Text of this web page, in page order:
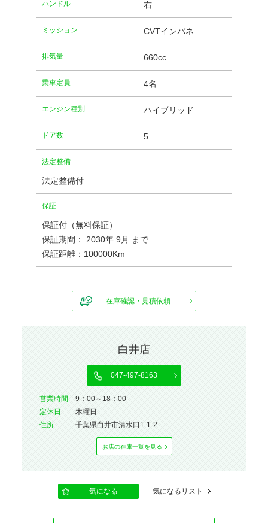
ハンドル 右
ミッション CVTインパネ
排気量 660cc
乗車定員 4名
エンジン種別 ハイブリッド
ドア数 5
法定整備
法定整備付
保証
保証付（無料保証）
保証期間： 2030年 9月 まで
保証距離：100000Km
在庫確認・見積依頼
白井店
047-497-8163
営業時間
9：00～18：00
定休⽇
木曜日
住所
千葉県白井市清水口1-1-2
お店の在庫⼀覧を⾒る
気になる 気になるリスト